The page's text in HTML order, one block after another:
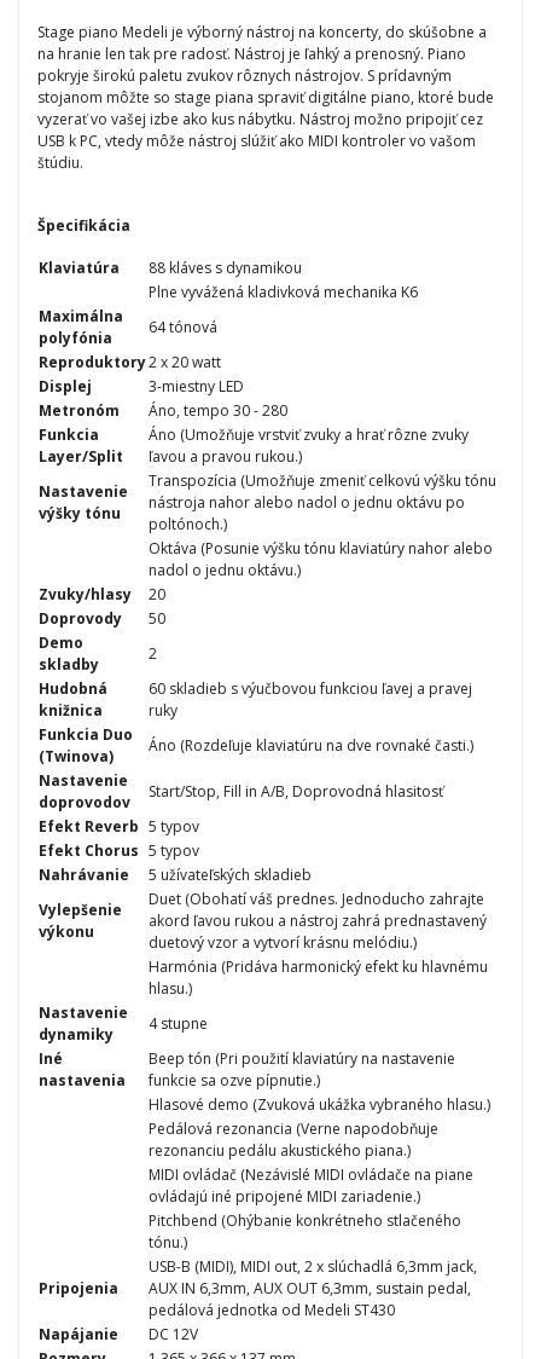
Stage piano Medeli je výborný nástroj na koncerty, do skúšobne a
na hranie len tak pre radosť. Nástroj je ľahký a prenosný. Piano
pokryje širokú paletu zvukov rôznych nástrojov. S prídavným
stojanom môžte so stage piana spraviť digitálne piano, ktoré bude
vyzerať vo vašej izbe ako kus nábytku. Nástroj možno pripojiť cez
USB k PC, vtedy môže nástroj slúžiť ako MIDI kontroler vo vašom
štúdiu.
Špecifikácia
Klaviatúra
88 kláves s dynamikou
Plne vyvážená kladivková mechanika K6
Maximálna
polyfónia
64 tónová
Reproduktory2 x 20 watt
Displej
3-miestny LED
Metronóm
Áno, tempo 30 - 280
Funkcia
Layer/Split
Áno (Umožňuje vrstviť zvuky a hrať rôzne zvuky
ľavou a pravou rukou.)
Nastavenie
výšky tónu
Transpozícia (Umožňuje zmeniť celkovú výšku tónu
nástroja nahor alebo nadol o jednu oktávu po
poltónoch.)
Oktáva (Posunie výšku tónu klaviatúry nahor alebo
nadol o jednu oktávu.)
Zvuky/hlasy
20
Doprovody
50
Demo
skladby
2
Hudobná
knižnica
60 skladieb s výučbovou funkciou ľavej a pravej
ruky
Funkcia Duo
(Twinova)
Áno (Rozdeľuje klaviatúru na dve rovnaké časti.)
Nastavenie
doprovodov
Start/Stop, Fill in A/B, Doprovodná hlasitosť
Efekt Reverb 5 typov
Efekt Chorus 5 typov
Nahrávanie
5 užívateľských skladieb
Vylepšenie
výkonu
Duet (Obohatí váš prednes. Jednoducho zahrajte
akord ľavou rukou a nástroj zahrá prednastavený
duetový vzor a vytvorí krásnu melódiu.)
Harmónia (Pridáva harmonický efekt ku hlavnému
hlasu.)
Nastavenie
dynamiky
4 stupne
Iné
nastavenia
Beep tón (Pri použití klaviatúry na nastavenie
funkcie sa ozve pípnutie.)
Hlasové demo (Zvuková ukážka vybraného hlasu.)
Pedálová rezonancia (Verne napodobňuje
rezonanciu pedálu akustického piana.)
MIDI ovládač (Nezávislé MIDI ovládače na piane
ovládajú iné pripojené MIDI zariadenie.)
Pitchbend (Ohýbanie konkrétneho stlačeného
tónu.)
Pripojenia
USB-B (MIDI), MIDI out, 2 x slúchadlá 6,3mm jack,
AUX IN 6,3mm, AUX OUT 6,3mm, sustain pedal,
pedálová jednotka od Medeli ST430
Napájanie
DC 12V